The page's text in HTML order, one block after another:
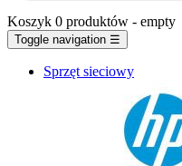
Koszyk 0 produktów - empty
Toggle navigation ☰
Sprzęt sieciowy